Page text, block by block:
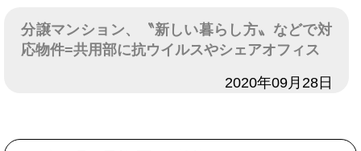
分譲マンション、〝新しい暮らし方〟などで対
応物件=共用部に抗ウイルスやシェアオフィス
2020年09月28日